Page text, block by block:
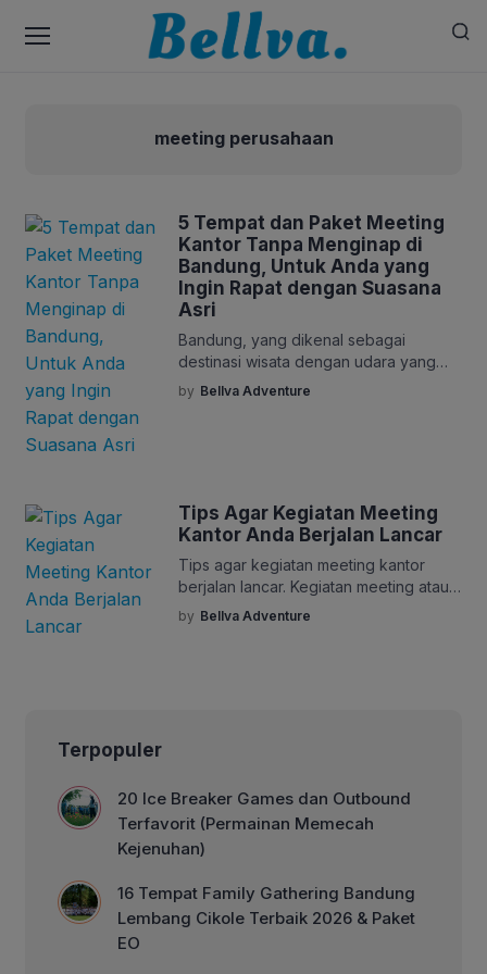
meeting perusahaan
5 Tempat dan Paket Meeting
Kantor Tanpa Menginap di
Bandung, Untuk Anda yang
Ingin Rapat dengan Suasana
Asri
Bandung, yang dikenal sebagai
destinasi wisata dengan udara yang
sejuk dan pemandangan yang asri,
menawarkan sejumlah objek wisata
lingkungan yang kondusif bagi
berbagai keperluan rapat dan
pertemuan bisnis. Dengan udara yang
segar dan suasana yang tenang,
Bandung menjadi pilihan […]
by Bellva Adventure
Tips Agar Kegiatan Meeting
Kantor Anda Berjalan Lancar
Tips agar kegiatan meeting kantor
berjalan lancar. Kegiatan meeting atau
rapat adalah suatu pertemuan yang
diadakan antara beberapa orang atau
video konferensi. Meeting […]
by Bellva Adventure
Terpopuler
20 Ice Breaker Games dan Outbound
Terfavorit (Permainan Memecah
Kejenuhan)
16 Tempat Family Gathering Bandung
Lembang Cikole Terbaik 2026 & Paket
EO